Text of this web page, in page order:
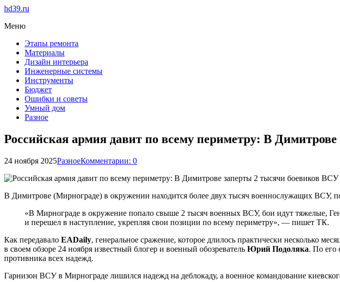
hd39.ru
Меню
Этапы ремонта
Материалы
Дизайн интерьера
Инженерные системы
Инструменты
Бюджет
Ошибки и советы
Умный дом
Разное
Российская армия давит по всему периметру: В
24 ноября 2025РазноеКомментарии: 0
В Димитрове (Мирнограде) в окружении находится более двух тысяч военнослужащих ВСУ,
«В Мирнограде в окружение попало свыше 2 тысяч военных ВСУ, бои идут тяжелые,
и перешел в наступление, укрепляя свои позиции по всему периметру», — пишет ТК.
Как передавало EADaily, генеральное сражение, которое длилось практически несколько
в своем обзоре 24 ноября известный блогер и военный обозреватель Юрий Подоляка. По его
противника всех надежд.
Гарнизон ВСУ в Мирнограде лишился надежд на деблокаду, а военное командование